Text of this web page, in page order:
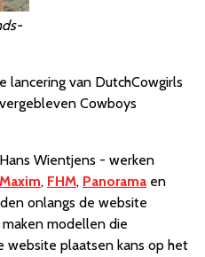
van DutchCowgirls
Cowboys
Wientjens - werken
Maxim, FHM, Panorama en
onlangs de website
modellen die
plaatsen kans op het